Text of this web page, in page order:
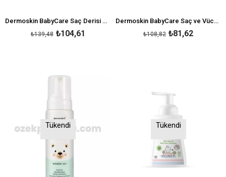
Dermoskin BabyCare Saç Derisi Bakım Losyonu 50 ml-Konak
₺104,61
₺139,48
Dermoskin BabyCare Saç ve Vücut Şampuanı 230 ml
₺81,62
₺108,82
Tükendi Tükendi